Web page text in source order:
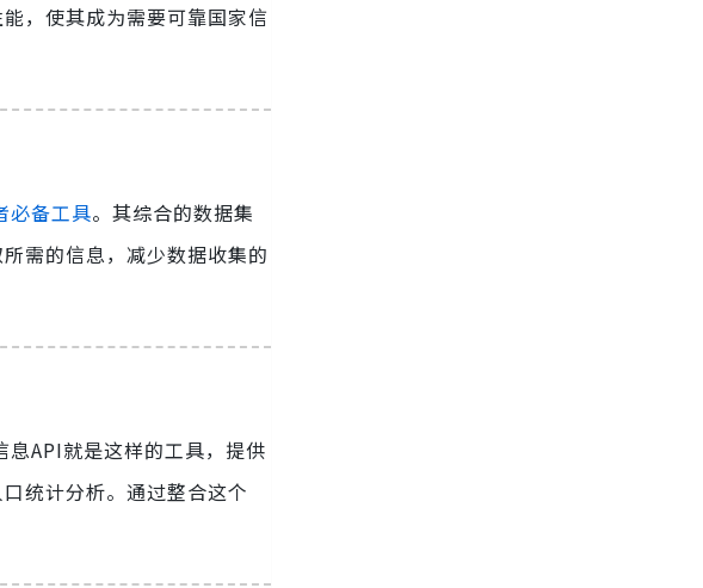
，使其成为需要可靠国家信
必备工具。其综合的数据集
需的信息，减少数据收集的
API就是这样的工具，提供
统计分析。通过整合这个